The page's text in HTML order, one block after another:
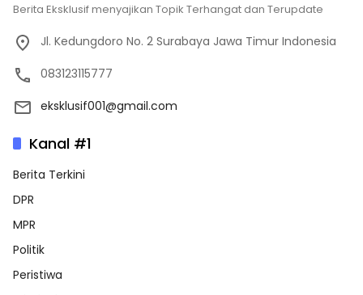
Berita Eksklusif menyajikan Topik Terhangat dan Terupdate
Jl. Kedungdoro No. 2 Surabaya Jawa Timur Indonesia
083123115777
eksklusif001@gmail.com
Kanal #1
Berita Terkini
DPR
MPR
Politik
Peristiwa